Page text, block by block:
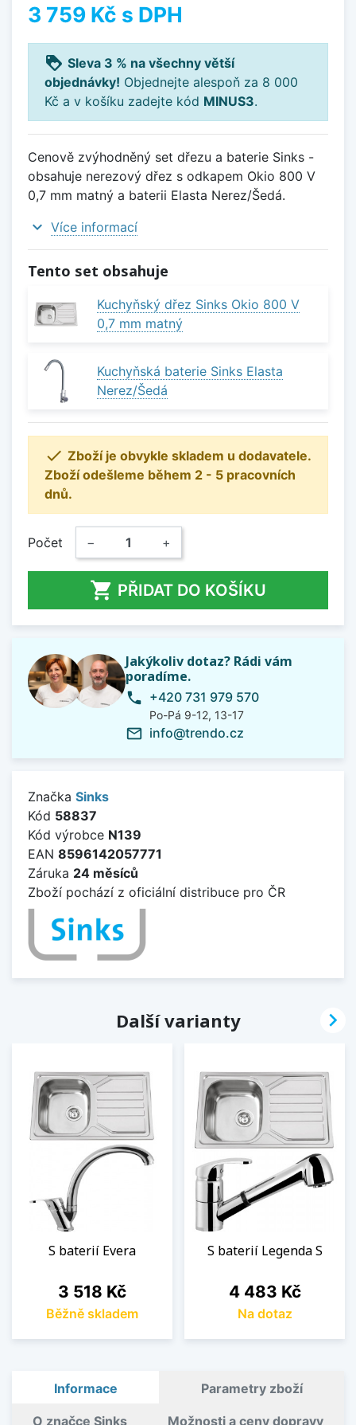
3 759 Kč s DPH
loyalty Sleva 3 % na všechny větší
objednávky! Objednejte alespoň za 8 000
Kč a v košíku zadejte kód MINUS3.
Cenově zvýhodněný set dřezu a baterie Sinks -
obsahuje nerezový dřez s odkapem Okio 800 V
0,7 mm matný a baterii Elasta Nerez/Šedá.
expand_more Více informací
Tento set obsahuje
Kuchyňský dřez Sinks Okio 800 V
0,7 mm matný
Kuchyňská baterie Sinks Elasta
Nerez/Šedá
 Zboží je obvykle skladem u dodavatele.
Zboží odešleme během 2 - 5 pracovních
dnů.
Počet − +
 PŘIDAT DO KOŠÍKU
Jakýkoliv dotaz? Rádi vám
poradíme.
phone +420 731 979 570
Po-Pá 9-12, 13-17
mail_outline info@trendo.cz
Značka Sinks
Kód 58837
Kód výrobce N139
EAN 8596142057771
Záruka 24 měsíců
Zboží pochází z oficiální distribuce pro ČR
Další varianty
S baterií Evera
Cena
3 518 Kč
Běžně skladem
S baterií Legenda S
Cena
4 483 Kč
Na dotaz

Informace Parametry zboží
O značce Sinks Možnosti a ceny dopravy